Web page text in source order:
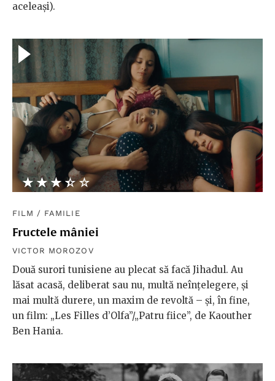
aceleași).
★★★★★
☆☆☆☆☆
FILM / FAMILIE
Fructele mâniei
VICTOR MOROZOV
Două surori tunisiene au plecat să facă Jihadul. Au
lăsat acasă, deliberat sau nu, multă neînțelegere, și
mai multă durere, un maxim de revoltă – și, în fine,
un film: „Les Filles d’Olfa”/„Patru fiice”, de Kaouther
Ben Hania.